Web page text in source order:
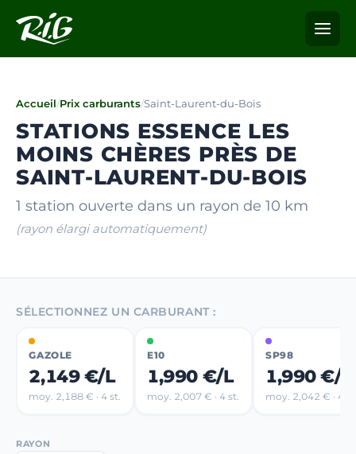
Accueil/Prix carburants/Saint-Laurent-du-Bois
STATIONS ESSENCE LES
MOINS CHÈRES PRÈS DE
SAINT-LAURENT-DU-BOIS
1 station ouverte dans un rayon de 10 km
(rayon élargi automatiquement)
SÉLECTIONNEZ UN CARBURANT :
GAZOLE
2,149 €/L
moy. 2,188 € · 4 st.
E10
1,990 €/L
moy. 2,007 € · 4 st.
SP98
1,990 €/L
moy. 2,042 € · 4
RAYON